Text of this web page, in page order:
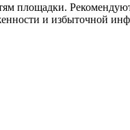
площадки.
и избыточной